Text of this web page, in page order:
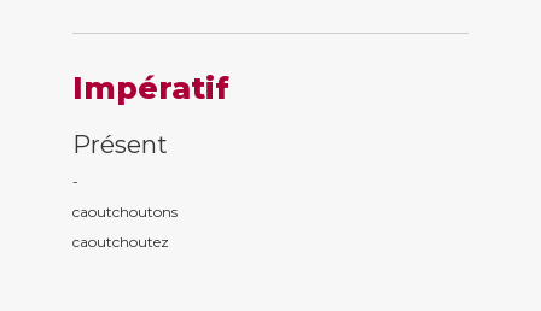
Impératif
Présent
-
caoutchoutons
caoutchoutez